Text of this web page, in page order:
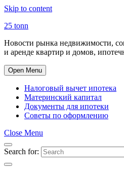
Skip to content
25 tonn
Новости рынка недвижимости,
и аренде квартир и домов,
Open Menu
Налоговый вычет ипотека
Материнский капитал
Документы для ипотеки
Советы по оформлению
Close Menu
Search for: